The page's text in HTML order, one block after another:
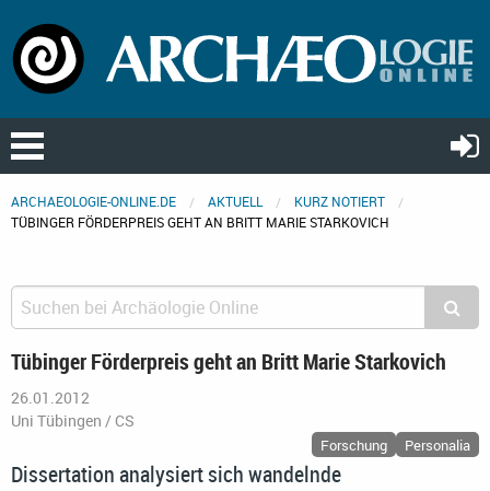
ARCHAEOLOGIE-ONLINE.DE AKTUELL
KURZ NOTIERT
TÜBINGER FÖRDERPREIS GEHT AN BRITT MARIE STARKOVICH
Tübinger Förderpreis geht an Britt Marie Starkovich
26.01.2012
Uni Tübingen / CS
Forschung Personalia
Dissertation analysiert sich wandelnde